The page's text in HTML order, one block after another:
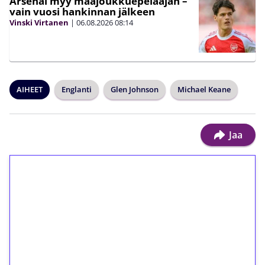
vain vuosi hankinnan jälkeen
Vinski Virtanen | 06.08.202608:14
AIHEET Englanti Glen Johnson Michael Keane
Jaa